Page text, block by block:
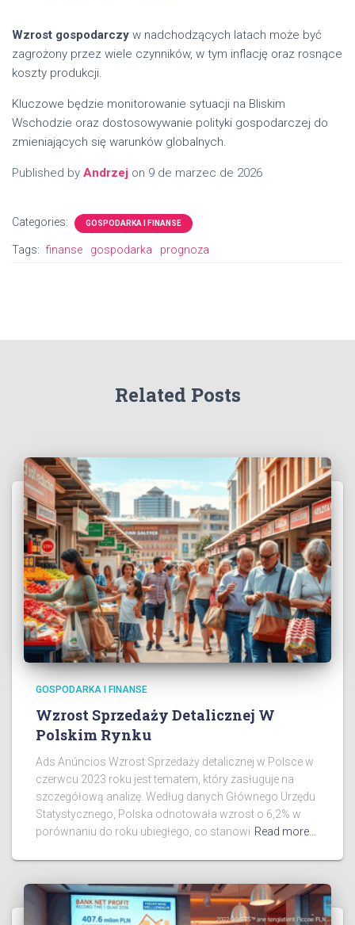
Wzrost gospodarczy w nadchodzących latach może być
zagrożony przez wiele czynników, w tym inflację oraz rosnące
koszty produkcji.
Kluczowe będzie monitorowanie sytuacji na Bliskim
Wschodzie oraz dostosowywanie polityki gospodarczej do
zmieniających się warunków globalnych.
Published by Andrzej on 9 de marzec de 2026
Categories: GOSPODARKA I FINANSE
Tags: finanse gospodarka prognoza
Related Posts
GOSPODARKA I FINANSE
Wzrost Sprzedaży Detalicznej W
Polskim Rynku
Ads Anúncios Wzrost Sprzedaży detalicznej w Polsce w
czerwcu 2023 roku jest tematem, który zasługuje na
szczegółową analizę. Według danych Głównego Urzędu
Statystycznego, Polska odnotowała wzrost o 6,2% w
porównaniu do roku ubiegłego, co stanowi Read more…